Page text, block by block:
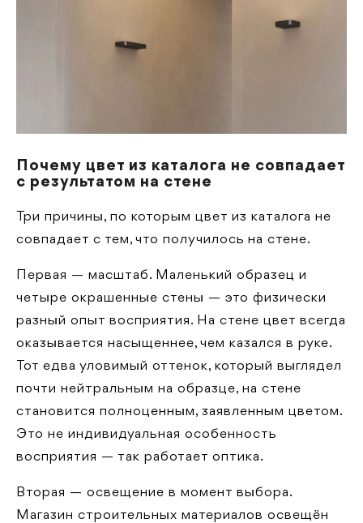
Почему цвет из каталога не совпадает
с результатом на стене
Три причины, по которым цвет из каталога не
совпадает с тем, что получилось на стене.
Первая — масштаб. Маленький образец и
четыре окрашенные стены — это физически
разный опыт восприятия. На стене цвет всегда
оказывается насыщеннее, чем казался в руке.
Тот едва уловимый оттенок, который выглядел
почти нейтральным на образце, на стене
становится полноценным, заявленным цветом.
Это не индивидуальная особенность
восприятия — так работает оптика.
Вторая — освещение в момент выбора.
Магазин строительных материалов освещён